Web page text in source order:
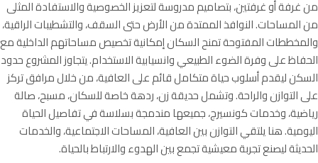
من غرفة أو غرفتين، بتصاميم مدروسة لتعزيز الخصوصية والاستفادة المثلى
من المساحات. النوافذ الممتدة من الأرض حتى السقف، والتشطيبات الراقية،
والمخططات المفتوحة تمنح السكان إمكانية تخصيص مساحاتهم الداخلية مع
الحفاظ على وفرة الضوء الطبيعي وانسيابية الاستخدام. يتجاوز المشروع حدود
السكن ليقدم أسلوب حياة متكامل قائم على العافية، من خلال مرافق تركز
على التوازن والراحة. وتشمل حديقة زن، ردهة خاصة للسكان، مسبح، صالة
رياضية، وخدمات كونسيرج، جميعها مندمجة بسلاسة في تفاصيل الحياة
اليومية. هنا يلتقي التوازن بين العافية، المساحات الاجتماعية، والخدمات
الحديثة ليصنع تجربة معيشية تجمع بين الهدوء والارتباط بالحياة.